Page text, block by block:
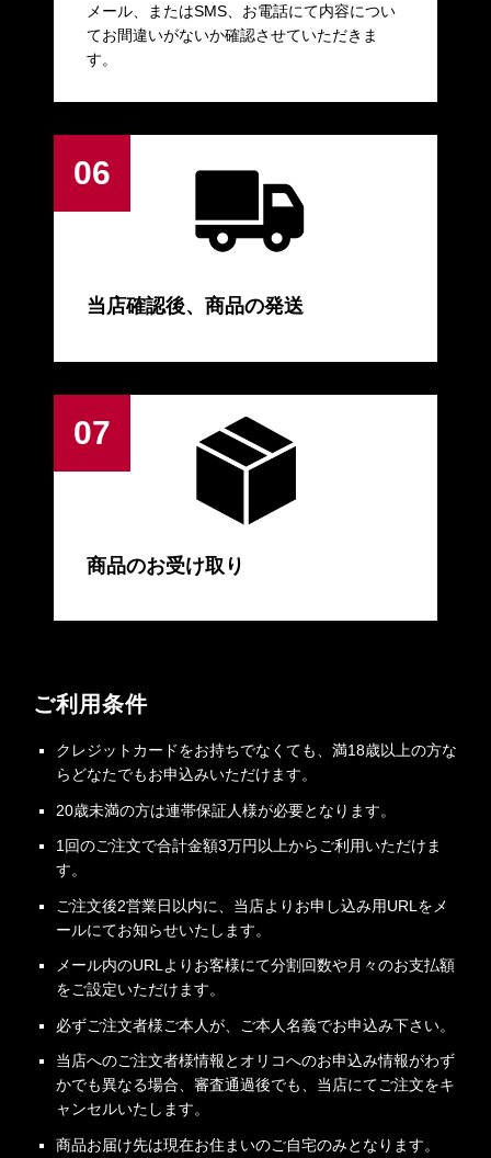
メール、またはSMS、お電話にて内容につい
てお間違いがないか確認させていただきま
す。
当店確認後、商品の発送
商品のお受け取り
ご利用条件
クレジットカードをお持ちでなくても、満18歳以上の方な
らどなたでもお申込みいただけます。
20歳未満の方は連帯保証人様が必要となります。
1回のご注文で合計金額3万円以上からご利用いただけま
す。
ご注文後2営業日以内に、当店よりお申し込み用URLをメ
ールにてお知らせいたします。
メール内のURLよりお客様にて分割回数や月々のお支払額
をご設定いただけます。
必ずご注文者様ご本人が、ご本人名義でお申込み下さい。
当店へのご注文者様情報とオリコへのお申込み情報がわず
かでも異なる場合、審査通過後でも、当店にてご注文をキ
ャンセルいたします。
商品お届け先は現在お住まいのご自宅のみとなります。